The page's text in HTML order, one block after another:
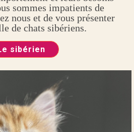
sommes impatients de
nous et de vous présenter
de chats sibériens.
sibérien